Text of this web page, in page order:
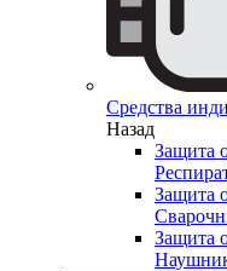
Средства
Назад
Защита
Защита
Защита